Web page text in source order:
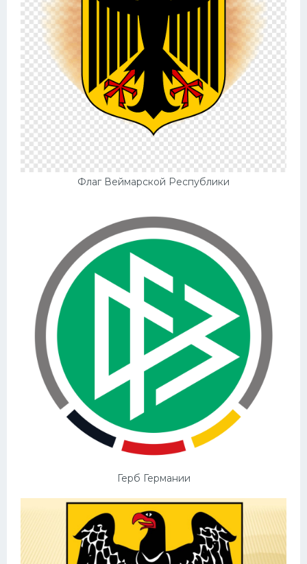
Флаг Веймарской Республики
Герб Германии